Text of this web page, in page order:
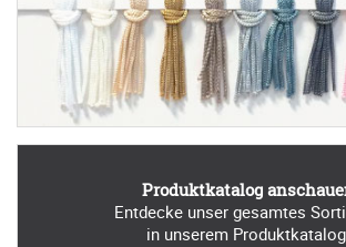
Produktkatalog
Entdecke unser gesamtes
in unserem